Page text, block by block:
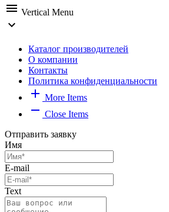
menu Vertical Menu
expand_more
Каталог производителей
О компании
Контакты
Политика конфиденциальности
add More Items
remove Close Items
Отправить заявку
Имя
E-mail
Text